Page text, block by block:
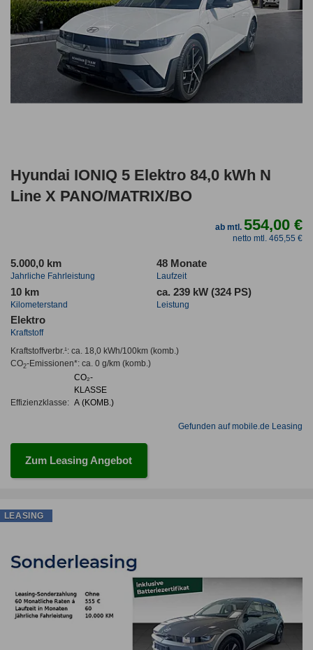
Hyundai IONIQ 5 Elektro 84,0 kWh N
Line X PANO/MATRIX/BO
ab mtl.554,00 €
netto mtl. 465,55 €
5.000,0 km
Jahrliche Fahrleistung
48 Monate
Laufzeit
10 km
Kilometerstand
ca. 239 kW (324 PS)
Leistung
Elektro
Kraftstoff
Kraftstoffverbr.¹: ca. 18,0 kWh/100km(komb.)
CO2-Emissionen*: ca. 0 g/km(komb.)
Effizienzklasse:
CO₂-
KLASSE
A (KOMB.)
Gefunden auf mobile.de Leasing
Zum Leasing Angebot
LEASING